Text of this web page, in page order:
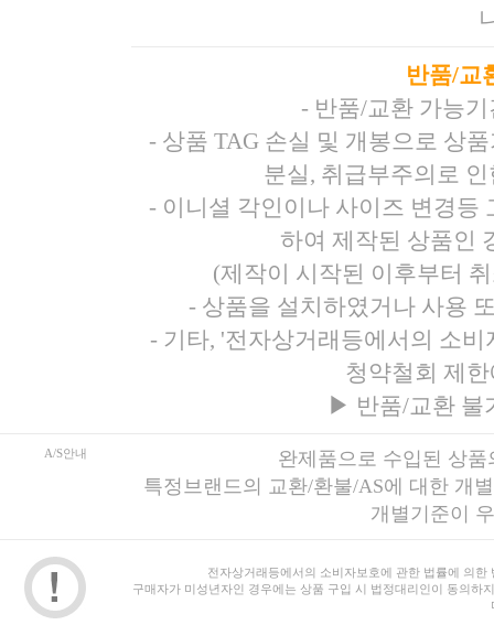
반품/교
- 반품/교환 가능
- 상품 TAG 손실 및 개봉으로 상
분실, 취급부주의로
- 이니셜 각인이나 사이즈 변경등
하여 제작된 상품인
(제작이 시작된 이후부터
- 상품을 설치하였거나 사용
- 기타, '전자상거래등에서의 소
청약철회 제
▶ 반품/교환 불
A/S안내
완제품으로 수입된 상
특정브랜드의 교환/환불/AS에 대한 개
개별기준이
전자상거래등에서의 소비자보호에 관한 법률에 의
구매자가 미성년자인 경우에는 상품 구입 시 법정대리인이 동의하